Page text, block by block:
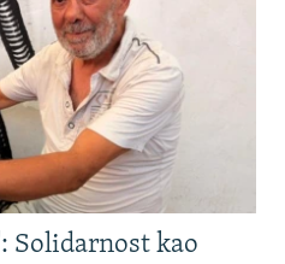
Solidarnost kao